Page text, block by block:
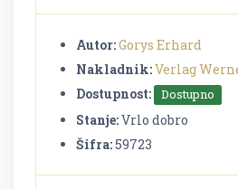
Autor:Gorys Erhard
Nakladnik:Verlag
Dostupnost:
Dostupno
Stanje:Vrlo dobro
Šifra:59723